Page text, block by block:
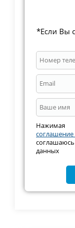
*Если Вы
данных